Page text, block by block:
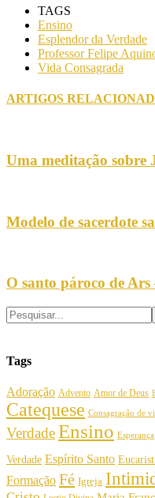
TAGS
Ensino
Esplendor da Verdade
Professor Felipe
Vida Consagrada
ARTIGOS
Uma meditação sobre
Modelo de sacerdote
O santo pároco de Ars
Tags
Adoração Advento Amor de Deus
Catequese Consagração de
VerdadeEnsino Esperança
Verdade Espírito Santo
Formação Fé Igreja